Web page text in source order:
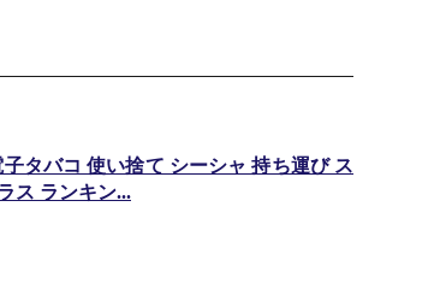
タバコ 使い捨て シーシャ 持ち運び ス
ス ランキン...